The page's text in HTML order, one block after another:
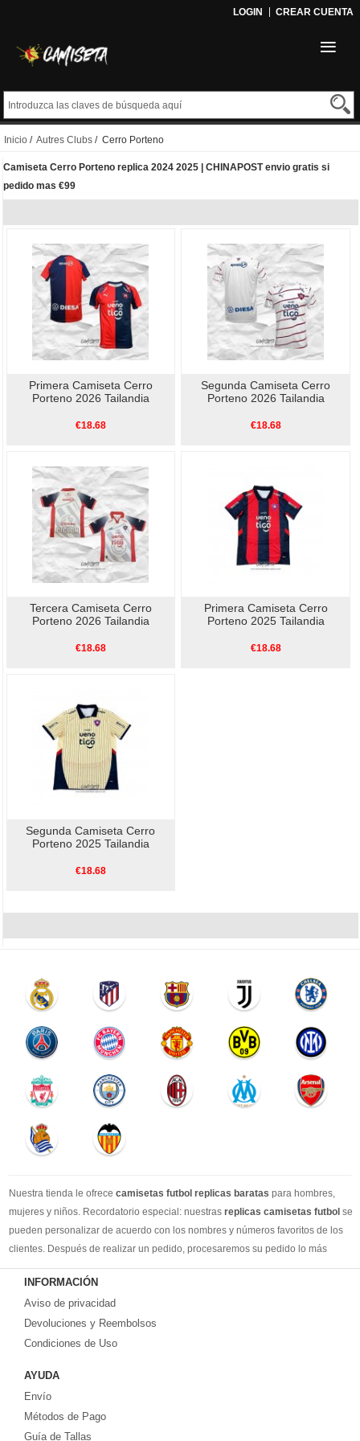
LOGIN CREAR CUENTA
Inicio / Autres Clubs / Cerro Porteno
Camiseta Cerro Porteno replica 2024 2025 | CHINAPOST envio gratis si
pedido mas €99
Primera Camiseta Cerro
Porteno 2026 Tailandia
€18.68
Segunda Camiseta Cerro
Porteno 2026 Tailandia
€18.68
Tercera Camiseta Cerro
Porteno 2026 Tailandia
€18.68
Primera Camiseta Cerro
Porteno 2025 Tailandia
€18.68
Segunda Camiseta Cerro
Porteno 2025 Tailandia
€18.68
Nuestra tienda le ofrece camisetas futbol replicas baratas para hombres,
mujeres y niños. Recordatorio especial: nuestras replicas camisetas futbol se
pueden personalizar de acuerdo con los nombres y números favoritos de los
clientes. Después de realizar un pedido, procesaremos su pedido lo más
rápido posible, para que pueda recibir su camisetas de fútbol favorita cuando
la necesite. DHL / EMS / China Post y otro expreso, puede elegir libremente.
Llevamos más de 10 años comprometidos con esta industria, con una línea de
producción estable, un sólido equipo de servicio al cliente y una gran cantidad
de los clientes más leales. Tenemos suficiente experiencia para satisfacer tus
Prometemos a cada cliente:
1-Precio más bajo en toda la red, seguro de calidad
2-100% Método de pago seguro.
3-Cada uno de nuestros paquetes se enviará al número de seguimiento de
INFORMACIÓN
Aviso de privacidad
Devoluciones y Reembolsos
Condiciones de Uso
AYUDA
Envío
Métodos de Pago
Guía de Tallas